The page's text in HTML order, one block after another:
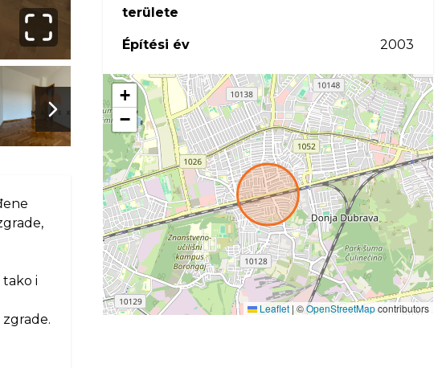
Next slide
tako i
területe
Építési év 2003
+
−
Leaflet | ©OpenStreetMapcontributors